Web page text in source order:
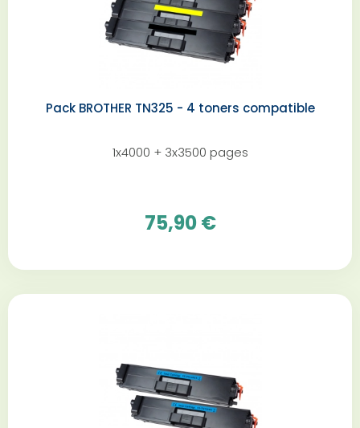
Pack BROTHER TN325 - 4 toners compatible
1x4000 + 3x3500 pages
75,90 €